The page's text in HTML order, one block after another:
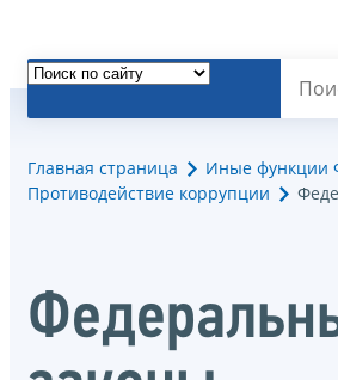
Главная страница
Иные функции
Противодействие коррупции